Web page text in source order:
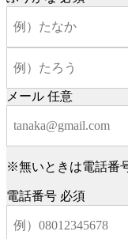
メール 任意
※無いときは電話番
電話番号 必須